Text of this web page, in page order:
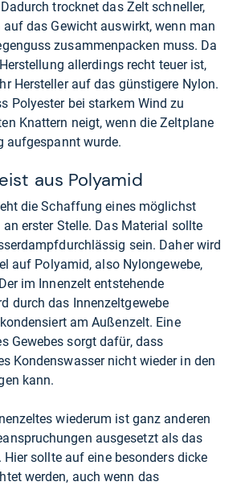
trocknet das Zelt schneller,
das Gewicht auswirkt, wenn man
zusammenpacken muss. Da
allerdings recht teuer ist,
Hersteller auf das günstigere Nylon.
Polyester bei starkem Wind zu
Knattern neigt, wenn die Zeltplane
aufgespannt wurde.
aus Polyamid
die Schaffung eines möglichst
erster Stelle. Das Material sollte
sein. Daher wird
auf Polyamid, also Nylongewebe,
im Innenzelt entstehende
durch das Innenzeltgewebe
am Außenzelt. Eine
Gewebes sorgt dafür, dass
Kondenswasser nicht wieder in den
kann.
wiederum ist ganz anderen
ausgesetzt als das
Hier sollte auf eine besonders dicke
werden, auch wenn das